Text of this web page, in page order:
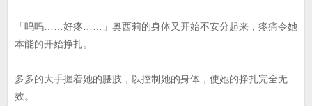
「呜呜……好疼……」奥西莉的身体又开始不安分起来，疼痛令她
本能的开始挣扎。
多多的大手握着她的腰肢，以控制她的身体，使她的挣扎完全无
效。